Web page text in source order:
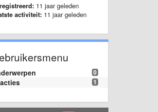
11 jaar geleden
activiteit: 11 jaar geleden
0
1